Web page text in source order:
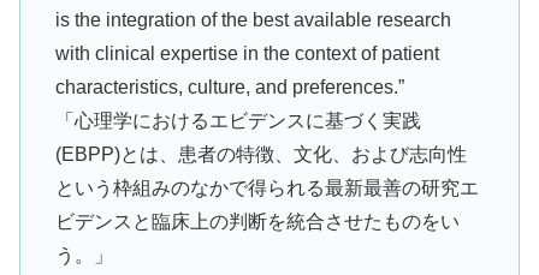
is the integration of the best available research
with clinical expertise in the context of patient
characteristics, culture, and preferences.”
「心理学におけるエビデンスに基づく実践
(EBPP)とは、患者の特徴、文化、および志向性
という枠組みのなかで得られる最新最善の研究エ
ビデンスと臨床上の判断を統合させたものをい
う。」